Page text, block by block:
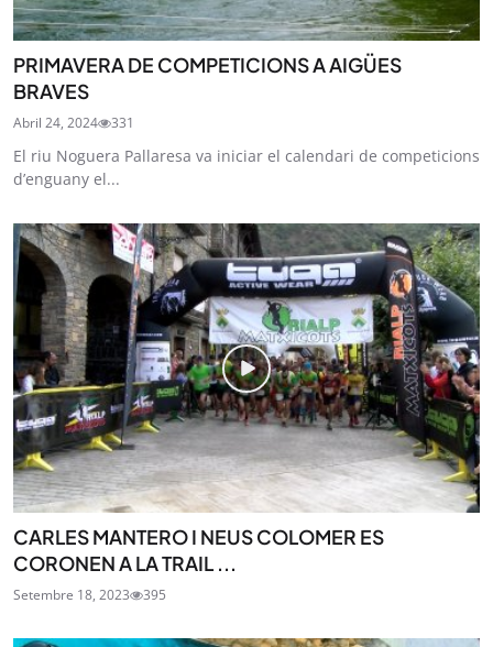
PRIMAVERA DE COMPETICIONS A AIGÜES
BRAVES
Abril 24, 2024 331
El riu Noguera Pallaresa va iniciar el calendari de competicions
d’enguany el...
CARLES MANTERO I NEUS COLOMER ES
CORONEN A LA TRAIL ...
Setembre 18, 2023 395